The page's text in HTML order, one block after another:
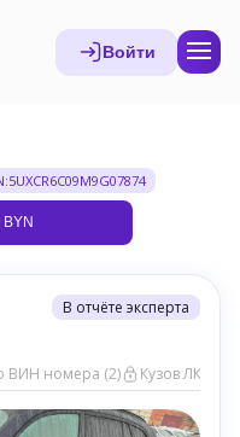
Войти
В отчёте эксперта
ВИН номера (2) Кузов ЛКП (31)